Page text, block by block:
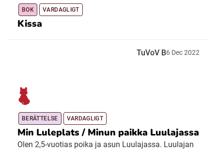
BOK VARDAGLIGT
Kissa
TuVoV B6 Dec2022
BERÄTTELSE VARDAGLIGT
Min Luleplats / Minun paikka Luulajassa
Olen 2,5-vuotias poika ja asun Luulajassa. Luulajan